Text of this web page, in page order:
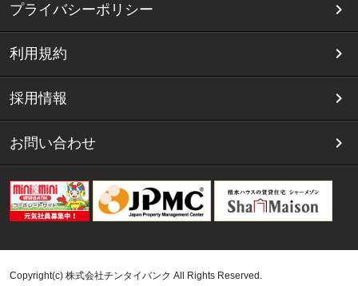
プライバシーポリシー
利用規約
採用情報
お問い合わせ
Copyright(c) 株式会社チンタイバンク All Rights Reserved.